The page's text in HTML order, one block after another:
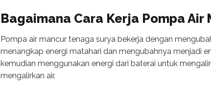
Bagaimana Cara Kerja Pompa Air
Pompa air mancur tenaga surya bekerja dengan
menangkap energi matahari dan mengubahnya menjadi
kemudian menggunakan energi dari baterai untuk
mengalirkan air.